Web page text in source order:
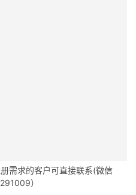
需求的客户可直接联系(微信
）